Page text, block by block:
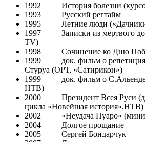
1992 История болезни
1993 Русский регтайм
1995 Летние люди
1997 Записки из мертвого
TV)
1998 Сочинение ко Дню
1999 док. фильм о репетициях
Стуруа (ОРТ, «Сатирикон»)
1999 док. фильм о С.Альенде
НТВ)
2000 Президент Всея Руси
цикла «Новейшая история»,НТВ)
2002 «Неудача Пуаро»
2004 Долгое прощание
2005 Сергей Бондарчук